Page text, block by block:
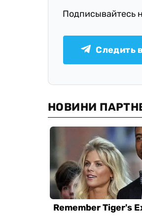
Подписывайтесь
Следить